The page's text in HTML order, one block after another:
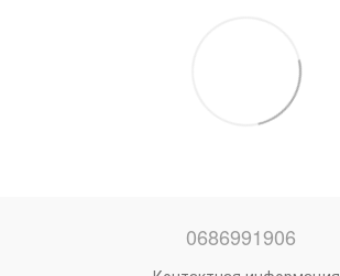
0686991906